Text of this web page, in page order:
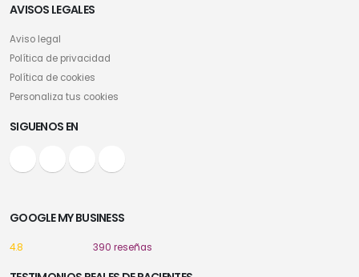
AVISOS LEGALES
Aviso legal
Política de privacidad
Política de cookies
Personaliza tus cookies
SIGUENOS EN
GOOGLE MY BUSINESS
4.8 390 reseñas